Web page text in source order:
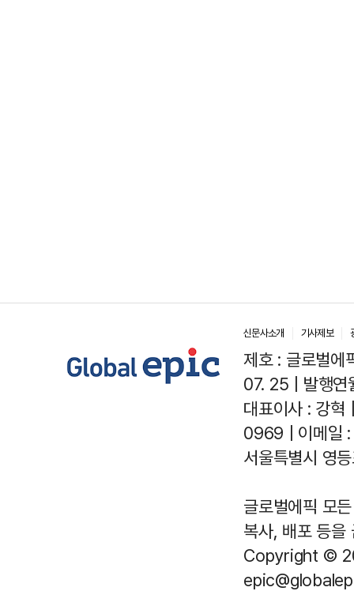
신문사소개 기사제보
제호 : 글로벌
07. 25 | 발행연
대표이사 : 강
0969 | 이메일
서울특별시 영
글로벌에픽 모
복사, 배포 등을
Copyright ©